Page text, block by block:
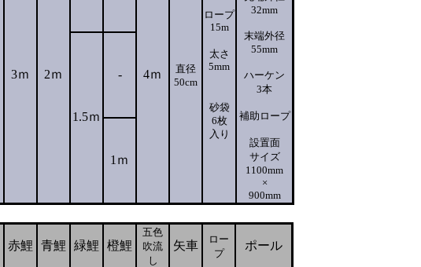
3ｍ 2ｍ 4ｍ
直径
50cm
ロープ
15m
太さ
5mm
砂袋
6枚
入り
32mm
末端外径
55mm
ハーケン
3本
補助ロープ
設置面
サイズ
1100mm
×
900mm
1.5ｍ
-
1ｍ
赤鯉 青鯉 緑鯉 橙鯉
五色
吹流
し
矢車
ロー
プ
ポール